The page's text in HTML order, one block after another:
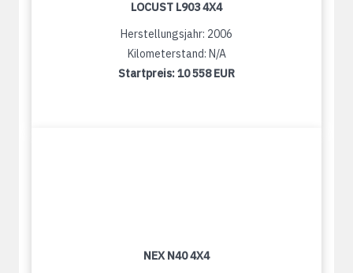
LOCUST L903 4X4
Herstellungsjahr: 2006
Kilometerstand: N/A
Startpreis:10 558 EUR
NEX N40 4X4